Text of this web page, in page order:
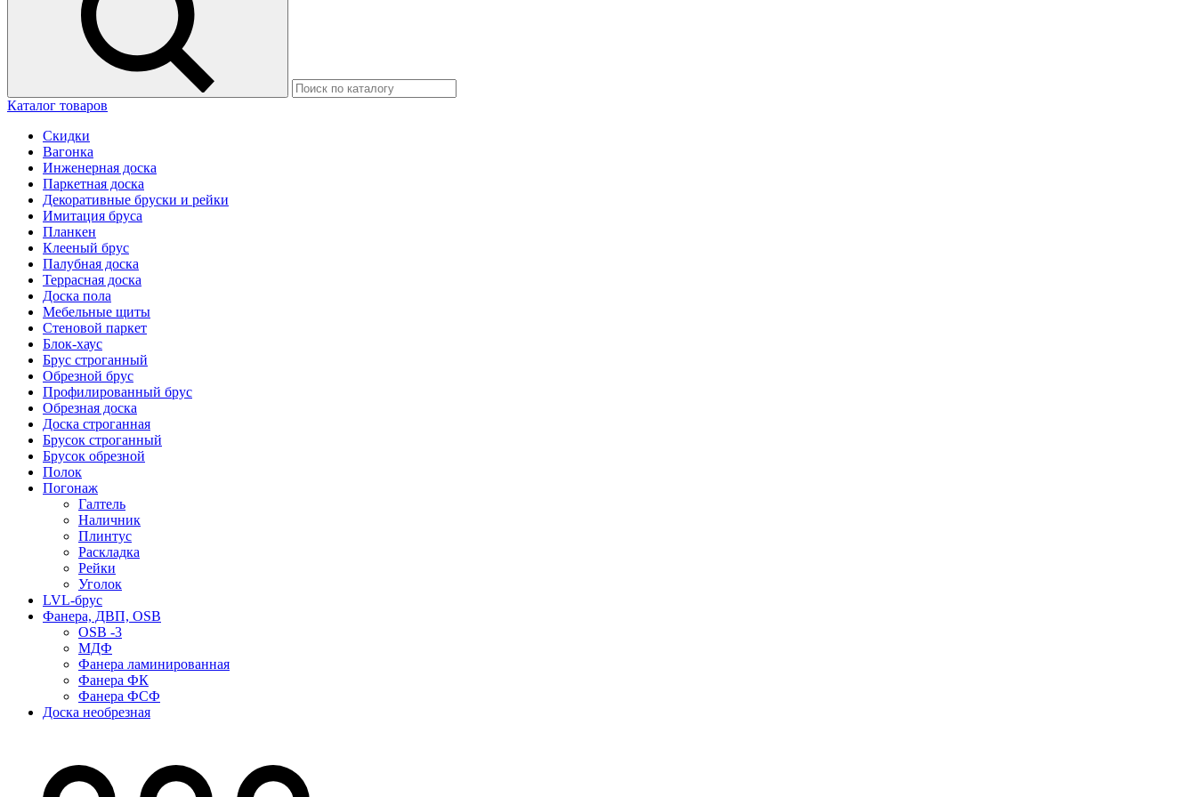
Каталог товаров
Скидки
Вагонка
Инженерная доска
Паркетная доска
Декоративные бруски и рейки
Имитация бруса
Планкен
Клееный брус
Палубная доска
Террасная доска
Доска пола
Мебельные щиты
Стеновой паркет
Блок-хаус
Брус строганный
Обрезной брус
Профилированный брус
Обрезная доска
Доска строганная
Брусок строганный
Брусок обрезной
Полок
Погонаж
Галтель
Наличник
Плинтус
Раскладка
Рейки
Уголок
LVL-брус
Фанера, ДВП, OSB
OSB -3
МДФ
Фанера ламинированная
Фанера ФК
Фанера ФСФ
Доска необрезная